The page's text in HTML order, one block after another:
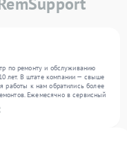
по ремонту и обслуживанию
лет. В штате компании — свыше
работы к нам обратились более
Ежемесячно в сервисный
работаем с широким спектром
обслуживания благодаря